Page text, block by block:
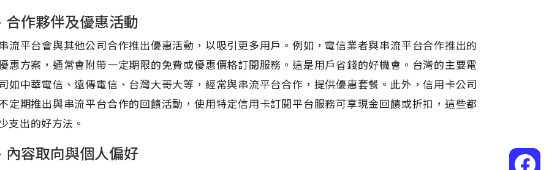
合作夥伴及優惠活動
流平台會與其他公司合作推出優惠活動，以吸引更多用戶。例如，電信業者與串流平台合作推出的
惠方案，通常會附帶一定期限的免費或優惠價格訂閱服務。這是用戶省錢的好機會。台灣的主要電
如中華電信、遠傳電信、台灣大哥大等，經常與串流平台合作，提供優惠套餐。此外，信用卡公司
定期推出與串流平台合作的回饋活動，使用特定信用卡訂閱平台服務可享現金回饋或折扣，這些都
支出的好方法。
內容取向與個人偏好